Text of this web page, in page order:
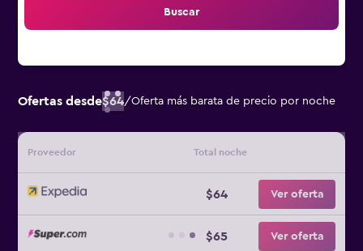
Buscar
Ofertas desde$64/Oferta más barata de precio por noche
Proveedor Total noche
$64 Ver oferta
$65 Ver oferta